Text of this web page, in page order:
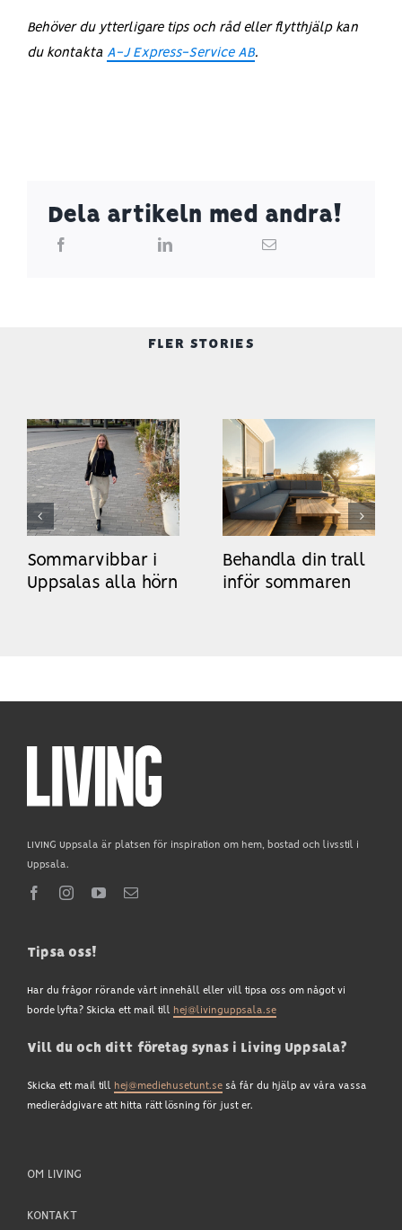
Behöver du ytterligare tips och råd eller flytthjälp kan
du kontakta A-J Express-Service AB.
Dela artikeln med andra!
FLER STORIES
Sommarvibbar i
Uppsalas alla hörn
Behandla din trall
inför sommaren
LIVING Uppsala är platsen för inspiration om hem, bostad och livsstil i
Uppsala.
OM LIVING
KONTAKT
Tipsa oss!
Har du frågor rörande vårt innehåll eller vill tipsa oss om något vi
borde lyfta? Skicka ett mail till hej@livinguppsala.se
Vill du och ditt företag synas i Living Uppsala?
Skicka ett mail till hej@mediehusetunt.seså får du hjälp av våra vassa
medierådgivare att hitta rätt lösning för just er.